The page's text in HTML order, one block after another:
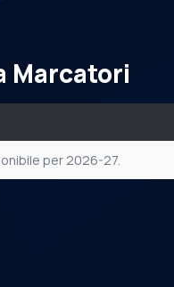
Marcatori
per 2026-27.